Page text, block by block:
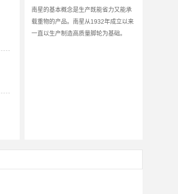
南星的基本概念是生产既能省力又能承
载重物的产品。南星从1932年成立以来
一直以生产制造高质量脚轮为基础。